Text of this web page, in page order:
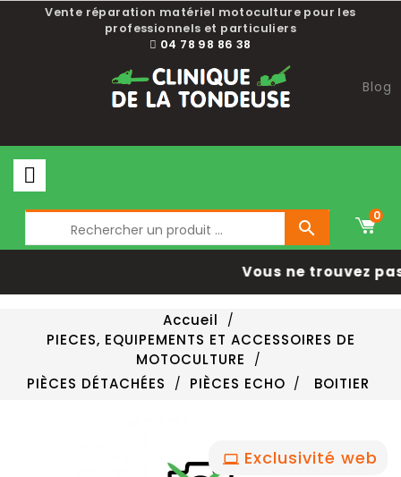
Vente réparation matériel motoculture pour les
professionnels et particuliers
04 78 98 86 38
Blog

0
Vous ne trouvez
Accueil
PIECES, EQUIPEMENTS ET ACCESSOIRES DE
MOTOCULTURE
PIÈCES DÉTACHÉES
PIÈCES ECHO BOITIER
Exclusivité web